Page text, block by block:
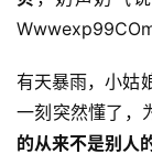
有天暴雨，小姑
一刻突然懂了，
的从来不是别人